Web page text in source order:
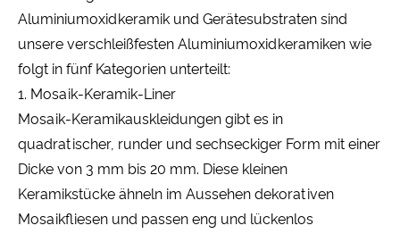
Aluminiumoxidkeramik und Gerätesubstraten sind
unsere verschleißfesten Aluminiumoxidkeramiken wie
folgt in fünf Kategorien unterteilt:
1. Mosaik-Keramik-Liner
Mosaik-Keramikauskleidungen gibt es in
quadratischer, runder und sechseckiger Form mit einer
Dicke von 3 mm bis 20 mm. Diese kleinen
Keramikstücke ähneln im Aussehen dekorativen
Mosaikfliesen und passen eng und lückenlos